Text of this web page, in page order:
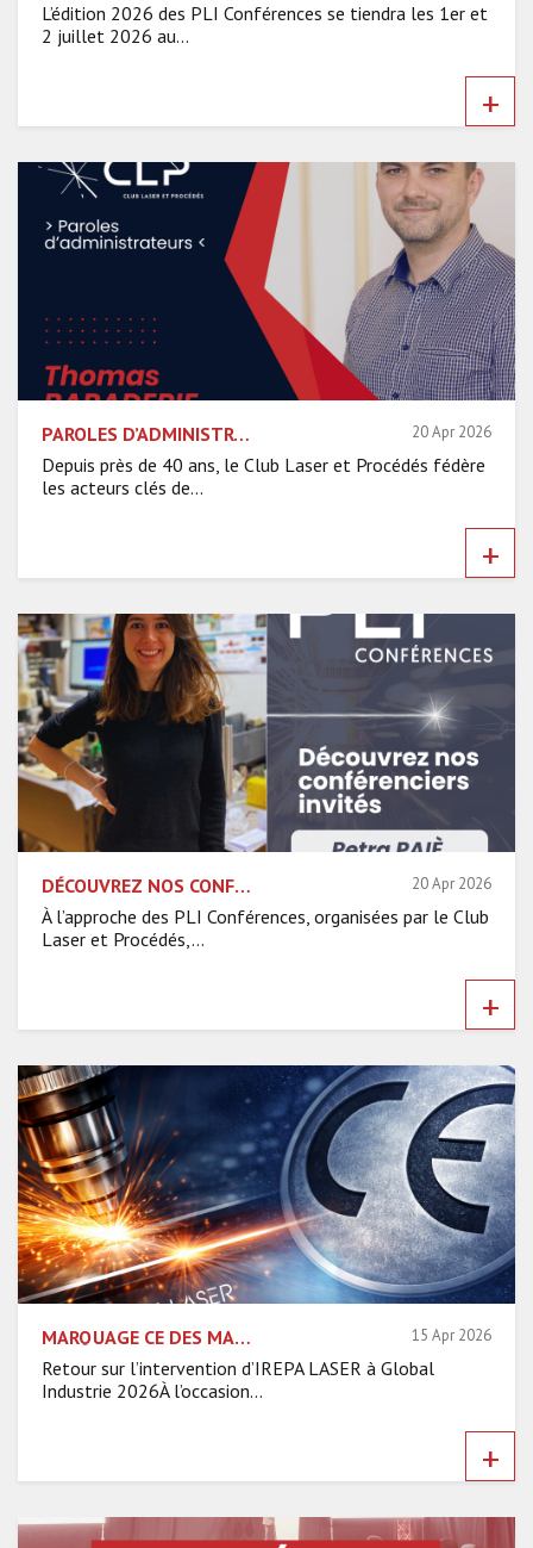
L’édition 2026 des PLI Conférences se tiendra les 1er et
2 juillet 2026 au...
+
PAROLES D’ADMINISTRATEURS DU CLP – THOMAS BARADERIE 20 Apr 2026
Depuis près de 40 ans, le Club Laser et Procédés fédère
les acteurs clés de...
+
DÉCOUVREZ NOS CONFÉRENCIERS INVITÉS – PETRA PAIÈ, POLITECNICO DI MILANO 20 Apr 2026
À l’approche des PLI Conférences, organisées par le Club
Laser et Procédés,...
+
MARQUAGE CE DES MACHINES LASER : QUELLES RÉALITÉS POUR LA SÉCURITÉ INDUSTRIELLE ? 15 Apr 2026
Retour sur l’intervention d’IREPA LASER à Global
Industrie 2026À l’occasion...
+